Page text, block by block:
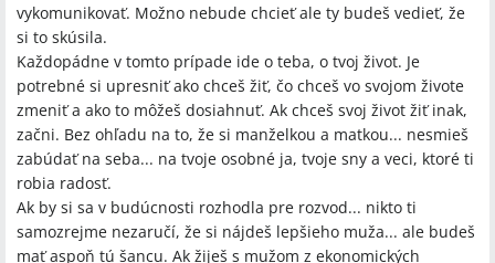
Q:Kam môžem ísť, ak nemám kam odísť s dieťaťom?
A: Diskusia uvádza, že niektoré ženy majú možnosť zostať u
rodičov alebo u babky, ale mnohé poukazujú, že „štátne škôlky
sú plné“ a že nie vždy existuje jednoduchá náhradná sieť
podpory.
Q:Kedy uvažovať o rozvode alebo odchode?
A:Podľa príspevkov treba zvážiť odchod, ak partner odmieta
komunikovať alebo riešiť problémy (najmä alkoholizmus),
pričom treba dopredu premyslieť finančnú situáciu a možnosti
opatrovania dieťaťa.
vykomunikovať. Možno nebude chcieť ale ty budeš vedieť, že
si to skúsila.
Každopádne v tomto prípade ide o teba, o tvoj život. Je
potrebné si upresniť ako chceš žiť, čo chceš vo svojom živote
zmeniť a ako to môžeš dosiahnuť. Ak chceš svoj život žiť inak,
začni. Bez ohľadu na to, že si manželkou a matkou... nesmieš
zabúdať na seba... na tvoje osobné ja, tvoje sny a veci, ktoré ti
robia radosť.
Ak by si sa v budúcnosti rozhodla pre rozvod... nikto ti
samozrejme nezaručí, že si nájdeš lepšieho muža... ale budeš
mať aspoň tú šancu. Ak žiješ s mužom z ekonomických